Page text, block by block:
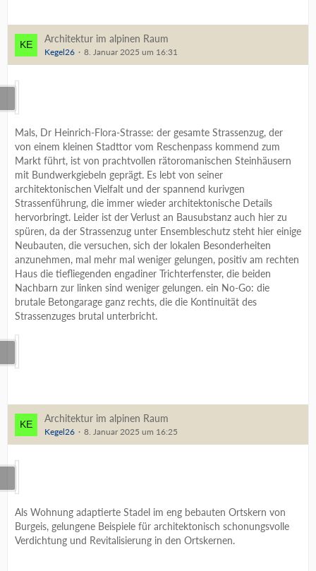
Architektur im alpinen Raum
Kegel26 8. Januar 2025 um 16:31
Mals, Dr Heinrich-Flora-Strasse: der gesamte Strassenzug, der
von einem kleinen Stadttor vom Reschenpass kommend zum
Markt führt, ist von prachtvollen rätoromanischen Steinhäusern
mit Bundwerkgiebeln geprägt. Es lebt von seiner
architektonischen Vielfalt und der spannend kurivgen
Strassenführung, die immer wieder architektonische Details
hervorbringt. Leider ist der Verlust an Bausubstanz auch hier zu
spüren, da der Strassenzug unter Ensembleschutz steht hier einige
Neubauten, die versuchen, sich der lokalen Besonderheiten
anzunehmen, mal mehr mal weniger gelungen, positiv am rechten
Haus die tiefliegenden engadiner Trichterfenster, die beiden
Nachbarn zur linken sind weniger gelungen. ein No-Go: die
brutale Betongarage ganz rechts, die die Kontinuität des
Strassenzuges brutal unterbricht.
Architektur im alpinen Raum
Kegel26 8. Januar 2025 um 16:25
Als Wohnung adaptierte Stadel im eng bebauten Ortskern von
Burgeis, gelungene Beispiele für architektonisch schonungsvolle
Verdichtung und Revitalisierung in den Ortskernen.